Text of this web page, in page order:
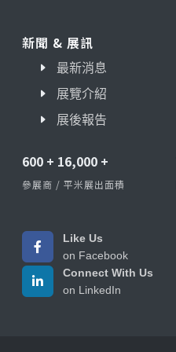
新聞 & 展訊
最新消息
展覽介紹
展後報告
600 + 16,000 +
參展商 / 平米展出面積
Like Us
on Facebook
Connect With Us
on LinkedIn